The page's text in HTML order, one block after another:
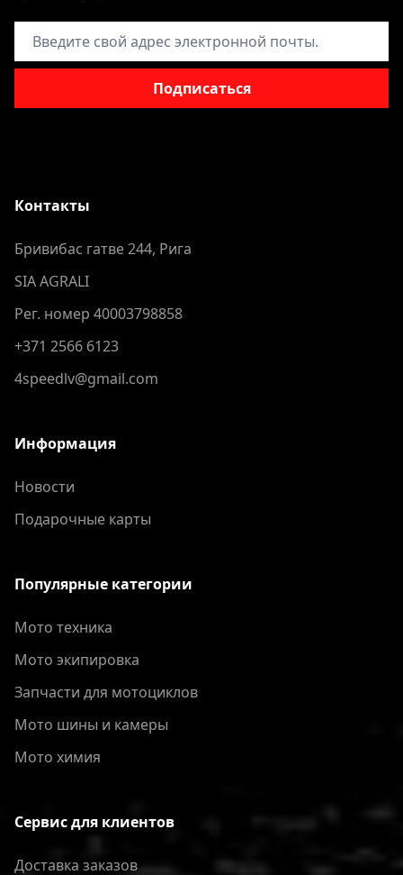
Адрес электронной почты
Подписаться
Контакты
Бривибас гатве 244, Рига
SIA AGRALI
Рег. номер 40003798858
+371 2566 6123
4speedlv@gmail.com
Информация
Новости
Подарочные карты
Популярные категории
Мото техника
Мото экипировка
Запчасти для мотоциклов
Мото шины и камеры
Мото химия
Сервис для клиентов
Доставка заказов